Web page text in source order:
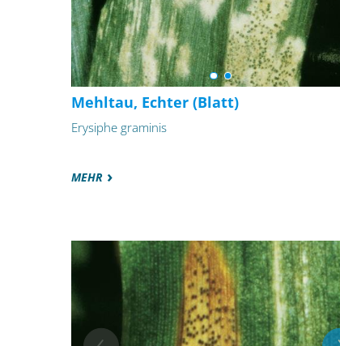
Mehltau, Echter (Blatt)
Erysiphe graminis
MEHR